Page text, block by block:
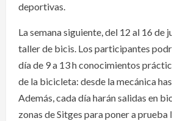
deportivas.
La semana siguiente, del 12 al 16 de
taller de bicis. Los participantes
día de 9 a 13 h conocimientos
de la bicicleta: desde la mecánica
Además, cada día harán salidas en
zonas de Sitges para poner a